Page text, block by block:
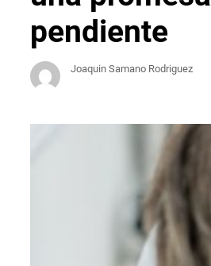
pendiente
Joaquin Samano Rodriguez